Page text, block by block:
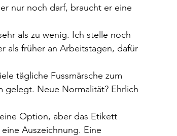
nur noch darf, braucht er eine
als zu wenig. Ich stelle noch
als früher an Arbeitstagen, dafür
tägliche Fussmärsche zum
gelegt. Neue Normalität? Ehrlich
Option, aber das Etikett
Auszeichnung. Eine